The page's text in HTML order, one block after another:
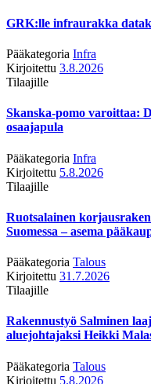
GRK:lle infraurakka
Pääkategoria Infra
Kirjoitettu 3.8.2026
Tilaajille
Skanska-pomo varoittaa:
osaajapula
Pääkategoria Infra
Kirjoitettu 5.8.2026
Tilaajille
Ruotsalainen
Suomessa – asema
Pääkategoria Talous
Kirjoitettu 31.7.2026
Tilaajille
Rakennustyö Salminen
aluejohtajaksi Heikki
Pääkategoria Talous
Kirjoitettu 5.8.2026